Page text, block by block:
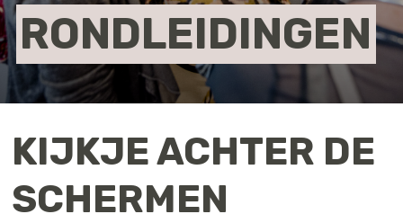
RONDLEIDINGEN
KIJKJE ACHTER DE
SCHERMEN